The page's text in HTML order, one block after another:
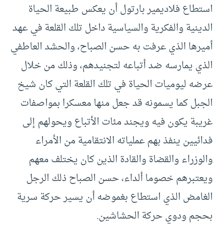
استطاع فلاديمير بارتول أن يعكس طبيعة الحياة
الدينية والفكرية والسياسية داخل تلك القلعة في عهد
أميرها الذي عرفت به حسن الصباح، والحشد العاطفي
الذي يمارسه ضد أتباعه لتجنيدهم، وذلك من خلال
عرضه ليوميات الحياة في تلك القلعة التي كان شيخ
الجبل كما يسمونه قد جعل منها معسكرا بمواصفات
غريبة يكون فيه ويجند مئات الأتباع ويحولهم إلى
فدائيين ينفذ بهم عملياته الانتقامية من الأمراء
والوزراء والقضاة والقادة الذين كان يختلف معهم
ويعتبرهم خصوما ألداء، حسن الصباح ذلك الرجل
الغامض الذي استطاع بغموضه أن يسير حركة سرية
بحجم ودوي حركة الحشاشين.